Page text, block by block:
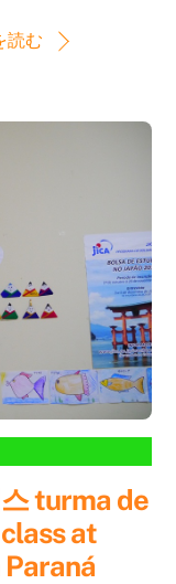
読む
turma de
at